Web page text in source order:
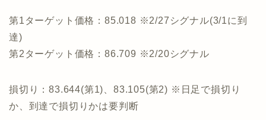
第1ターゲット価格：85.018 ※2/27シグナル(3/1に到
達)
第2ターゲット価格：86.709 ※2/20シグナル
損切り：83.644(第1)、83.105(第2) ※日足で損切り
か、到達で損切りかは要判断